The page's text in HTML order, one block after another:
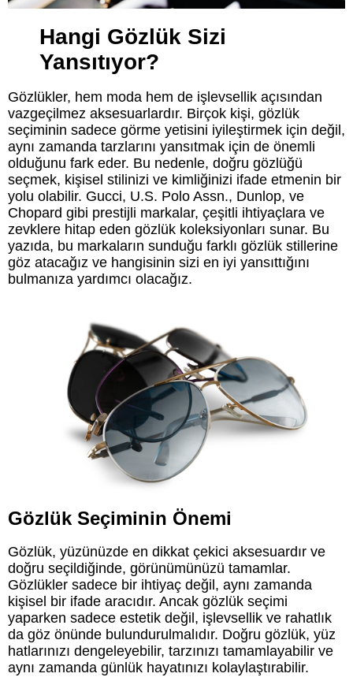
Hangi Gözlük Sizi
Yansıtıyor?
Gözlükler, hem moda hem de işlevsellik açısından
vazgeçilmez aksesuarlardır. Birçok kişi, gözlük
seçiminin sadece görme yetisini iyileştirmek için değil,
aynı zamanda tarzlarını yansıtmak için de önemli
olduğunu fark eder. Bu nedenle, doğru gözlüğü
seçmek, kişisel stilinizi ve kimliğinizi ifade etmenin bir
yolu olabilir. Gucci, U.S. Polo Assn., Dunlop, ve
Chopard gibi prestijli markalar, çeşitli ihtiyaçlara ve
zevklere hitap eden gözlük koleksiyonları sunar. Bu
yazıda, bu markaların sunduğu farklı gözlük stillerine
göz atacağız ve hangisinin sizi en iyi yansıttığını
bulmanıza yardımcı olacağız.
Gözlük Seçiminin Önemi
Gözlük, yüzünüzde en dikkat çekici aksesuardır ve
doğru seçildiğinde, görünümünüzü tamamlar.
Gözlükler sadece bir ihtiyaç değil, aynı zamanda
kişisel bir ifade aracıdır. Ancak gözlük seçimi
yaparken sadece estetik değil, işlevsellik ve rahatlık
da göz önünde bulundurulmalıdır. Doğru gözlük, yüz
hatlarınızı dengeleyebilir, tarzınızı tamamlayabilir ve
aynı zamanda günlük hayatınızı kolaylaştırabilir.